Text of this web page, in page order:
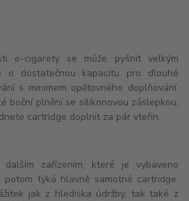
e-cigarety se může pyšnit velkým
o dostatečnou kapacitu pro dlouhé
s minimem opětovného doplňování.
boční plnění se silikonovou záslepkou,
cartridge doplnit za pár vteřin.
zařízením, které je vybaveno
týká hlavně samotné cartridge.
jak z hlediska údržby, tak také z